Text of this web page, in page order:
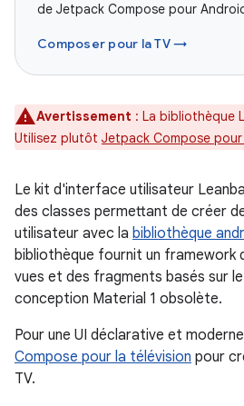
de Jetpack Compose pour
Composer pour la TV →
Avertissement : La bibliothèque
Utilisez plutôt Jetpack Compose
Le kit d'interface utilisateur
des classes permettant de créer
utilisateur avec la bibliothèque
bibliothèque fournit un framework
vues et des fragments basés sur
conception Material 1 obsolète.
Pour une UI déclarative et
Compose pour la télévision pour
TV.